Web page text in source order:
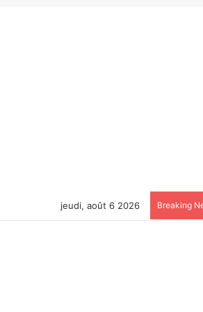
jeudi, août 6 2026 Breaking